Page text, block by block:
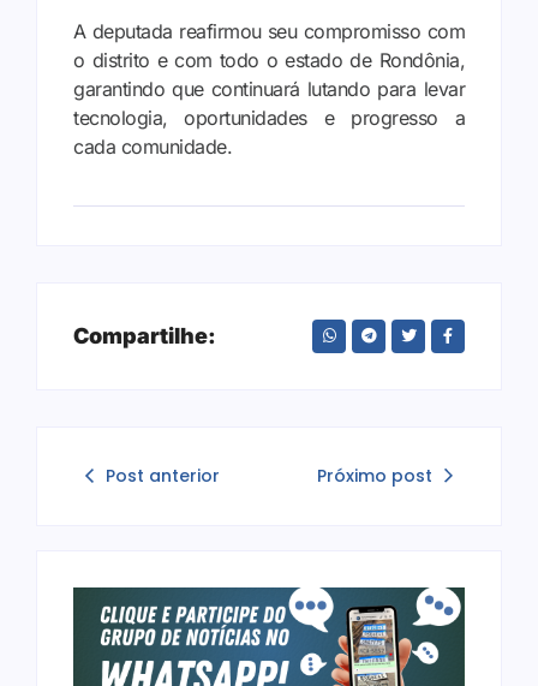
A deputada reafirmou seu compromisso com
o distrito e com todo o estado de Rondônia,
garantindo que continuará lutando para levar
tecnologia, oportunidades e progresso a
cada comunidade.
Compartilhe:
Post anterior Próximo post